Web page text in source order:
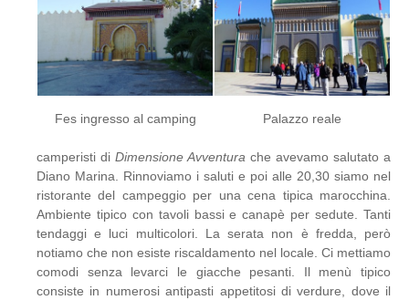
Fes ingresso al camping Palazzo reale
camperisti di Dimensione Avventura che avevamo salutato a
Diano Marina. Rinnoviamo i saluti e poi alle 20,30 siamo nel
ristorante del campeggio per una cena tipica marocchina.
Ambiente tipico con tavoli bassi e canapè per sedute. Tanti
tendaggi e luci multicolori. La serata non è fredda, però
notiamo che non esiste riscaldamento nel locale. Ci mettiamo
comodi senza levarci le giacche pesanti. Il menù tipico
consiste in numerosi antipasti appetitosi di verdure, dove il